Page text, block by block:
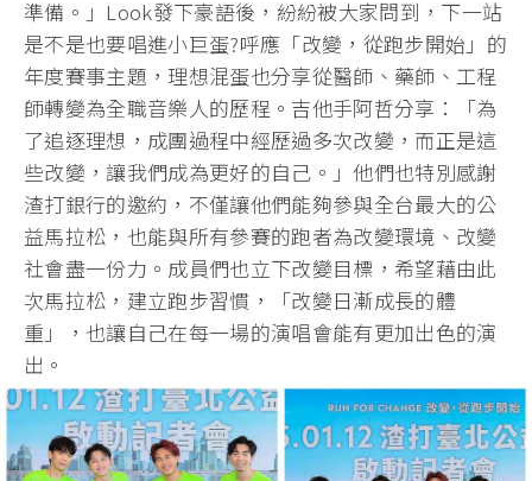
準備。」Look發下豪語後，紛紛被大家問到，下一站
是不是也要唱進小巨蛋?呼應「改變，從跑步開始」的
年度賽事主題，理想混蛋也分享從醫師、藥師、工程
師轉變為全職音樂人的歷程。吉他手阿哲分享：「為
了追逐理想，成團過程中經歷過多次改變，而正是這
些改變，讓我們成為更好的自己。」他們也特別感謝
渣打銀行的邀約，不僅讓他們能夠參與全台最大的公
益馬拉松，也能與所有參賽的跑者為改變環境、改變
社會盡一份力。成員們也立下改變目標，希望藉由此
次馬拉松，建立跑步習慣，「改變日漸成長的體
重」，也讓自己在每一場的演唱會能有更加出色的演
出。